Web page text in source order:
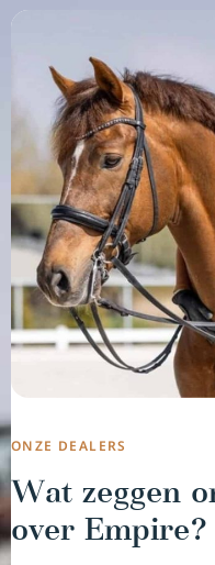
ONZE DEALERS
Wat zeggen
over Empire?